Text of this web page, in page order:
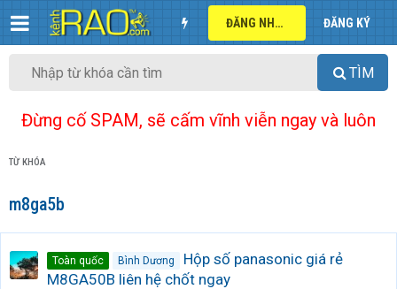
ĐĂNG NHẬP ĐĂNG KÝ
TÌM
Đừng cố SPAM, sẽ cấm vĩnh viễn ngay và luôn
TỪ KHÓA
m8ga5b
Toàn quốc Bình Dương
Hộp số panasonic giá rẻ
M8GA50B liên hệ chốt ngay